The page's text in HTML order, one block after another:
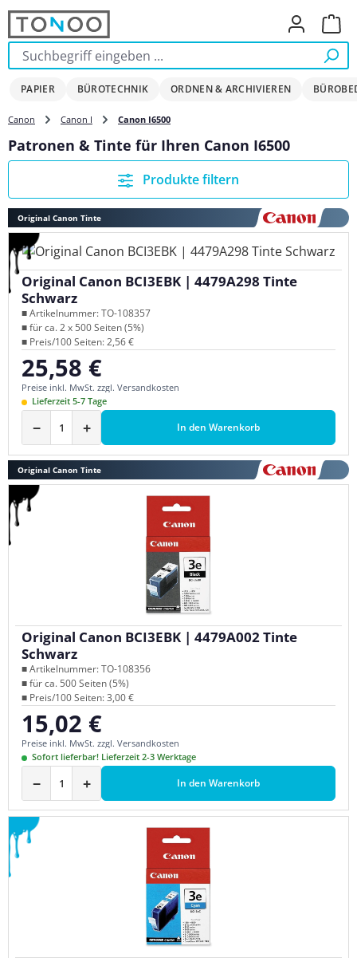
Zum Hauptinhalt springen
PAPIER BÜROTECHNIK ORDNEN & ARCHIVIEREN
Canon Canon I Canon I6500
Patronen & Tinte für Ihren Canon I6500
Produkte filtern
Original Canon Tinte
Original Canon BCI3EBK | 4479A298 Tinte
Schwarz
■ Artikelnummer: TO-108357
■ für ca. 2 x 500 Seiten (5%)
■ Preis/100 Seiten: 2,56 €
Regulärer Preis:
25,58 €
Preise inkl. MwSt. zzgl. Versandkosten
Lieferzeit 5-7 Tage
− + In den Warenkorb
Original Canon Tinte
Original Canon BCI3EBK | 4479A002 Tinte
Schwarz
■ Artikelnummer: TO-108356
■ für ca. 500 Seiten (5%)
■ Preis/100 Seiten: 3,00 €
Regulärer Preis:
15,02 €
Preise inkl. MwSt. zzgl. Versandkosten
Sofort lieferbar! Lieferzeit 2-3 Werktage
− + In den Warenkorb